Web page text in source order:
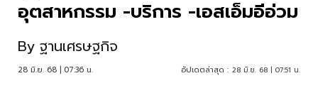
อุตสาหกรรม -บริการ -เอสเอ็มอีอ่วม
By ฐานเศรษฐกิจ
28 มิ.ย. 68 | 07:36 น. อัปเดตล่าสุด : 28 มิ.ย. 68 | 07:51 น.